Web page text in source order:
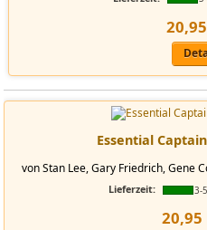
20,95
Essential
von Stan Lee, Gary Friedrich, Gene
Lieferzeit: 3-
20,95